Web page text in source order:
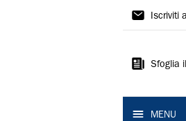
Il
Iscriviti
Sfoglia
MENU